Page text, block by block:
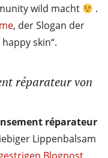
wild macht
.
, der Slogan der
skin“.
réparateur von
réparateur
Lippenbalsam